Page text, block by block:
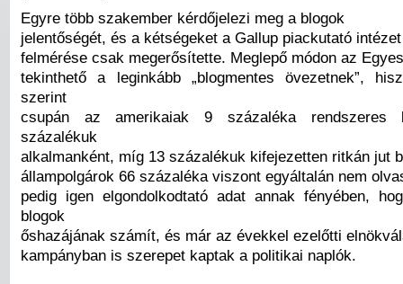
Egyre több szakember kérdőjelezi meg a blogok
jelentőségét, és a kétségeket a Gallup piackutató
felmérése csak megerősítette. Meglepő módon az
tekinthető a leginkább „blogmentes övezetnek”,
szerint
csupán az amerikaiak 9 százaléka rendszeres
százalékuk
alkalmanként, míg 13 százalékuk kifejezetten ritkán jut
állampolgárok 66 százaléka viszont egyáltalán nem
pedig igen elgondolkodtató adat annak fényében,
blogok
őshazájának számít, és már az évekkel ezelőtti
kampányban is szerepet kaptak a politikai naplók.